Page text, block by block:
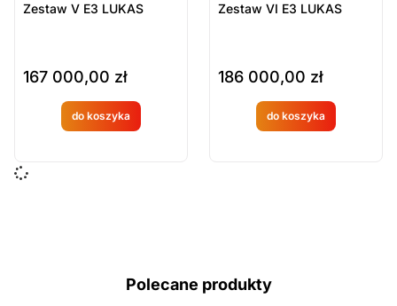
Zestaw V E3 LUKAS
167 000,00 zł
do koszyka
Produkt
dostępny
Zestaw VI E3 LUKAS
186 000,00 zł
do koszyka
Produkt
Polecane produkty